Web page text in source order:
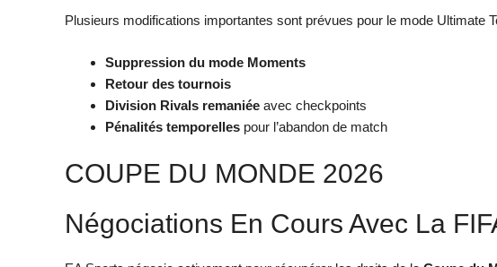
Plusieurs modifications importantes sont prévues pour le mode Ultimate
Suppression du mode Moments
Retour des tournois
Division Rivals remaniée avec checkpoints
Pénalités temporelles pour l’abandon de match
COUPE DU MONDE 2026
Négociations En Cours Avec La